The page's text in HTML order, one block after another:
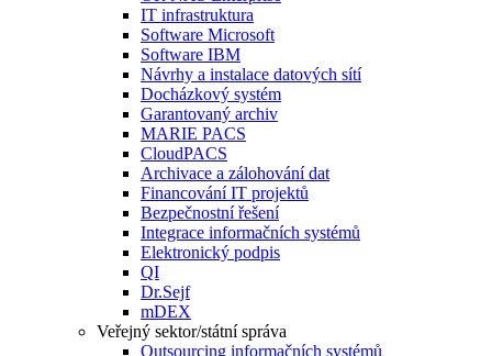
IT infrastruktura
Software Microsoft
Software IBM
Návrhy a instalace datových sítí
Docházkový systém
Garantovaný archiv
MARIE PACS
CloudPACS
Archivace a zálohování dat
Financování IT projektů
Bezpečnostní řešení
Integrace informačních systémů
Elektronický podpis
QI
Dr.Sejf
mDEX
Veřejný sektor/státní správa
Outsourcing informačních systémů